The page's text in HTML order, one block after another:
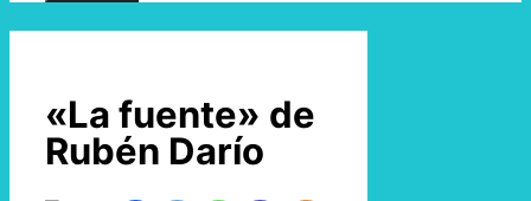
«La fuente» de
Rubén Darío